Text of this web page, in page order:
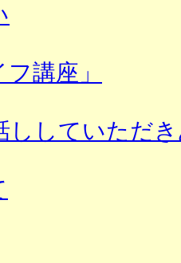
講座」
ししていただ